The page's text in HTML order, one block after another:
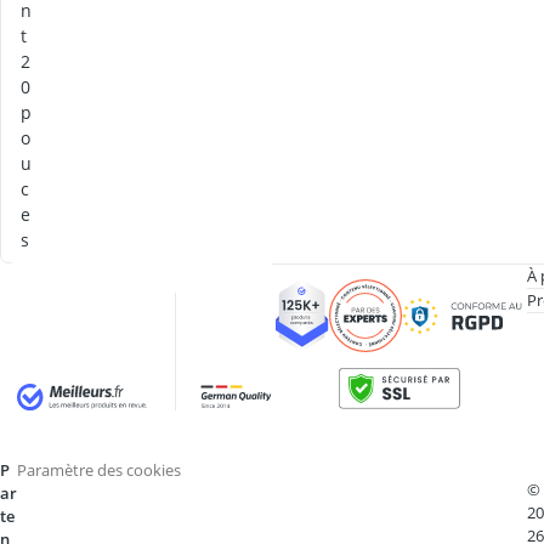
n
t
2
0
p
o
u
c
e
s
À
P
ar
te
n
Paramètre des cookies
©
20
26